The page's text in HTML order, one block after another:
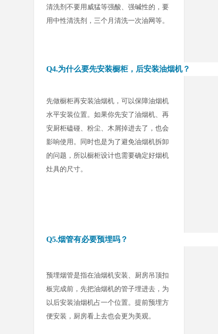
清洗剂不要用威猛等强酸、强碱性的，要
用中性清洗剂，三个月清洗一次油网等。
Q4.为什么要先安装橱柜，后安装油烟机？
先做橱柜再安装油烟机，可以保障油烟机
水平安装位置。如果你先安了油烟机、再
安厨柜磕碰、粉尘、木屑掉进去了，也会
影响使用。同时也是为了避免油烟机拆卸
的问题，所以橱柜设计也需要确定好烟机
灶具的尺寸。
Q5.烟管有必要预埋吗？
预埋烟管是指在油烟机安装、厨房吊顶扣
板完成前，先把油烟机的管子埋进去，为
以后安装油烟机占一个位置。提前预埋方
便安装，厨房看上去也会更为美观。